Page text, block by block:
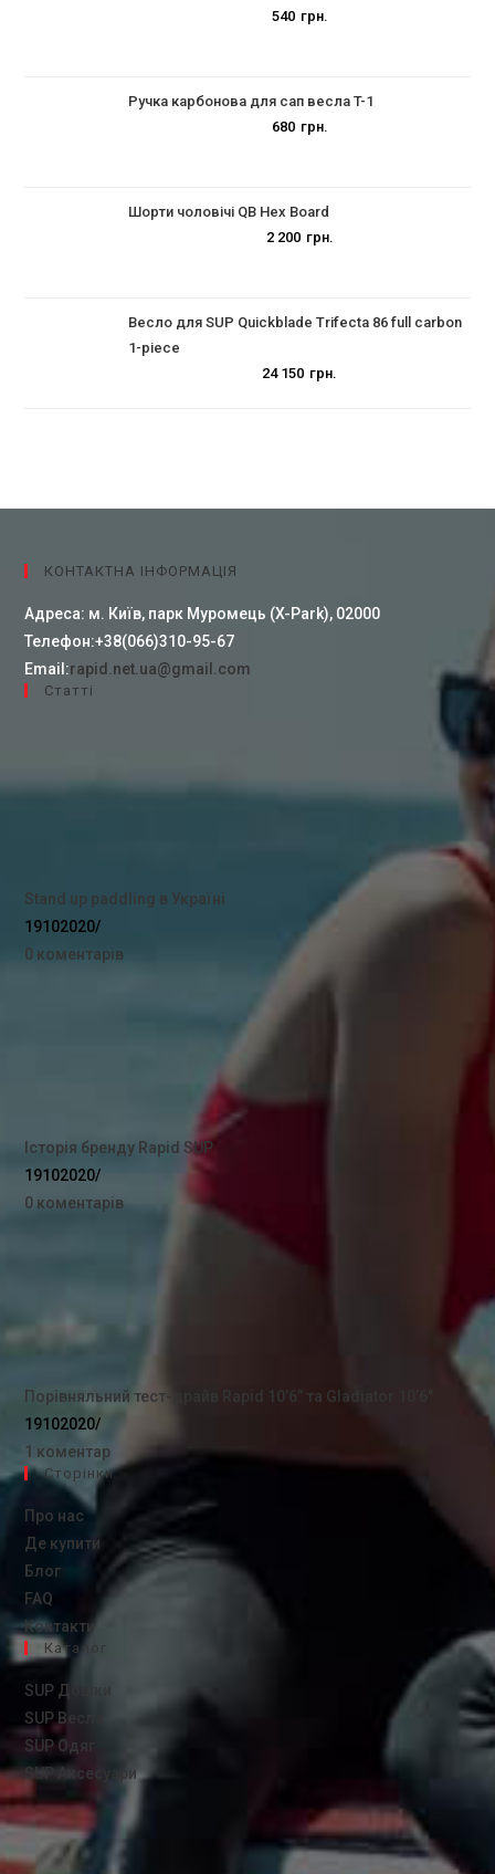
грн.
540
Ручка карбонова для сап весла T-1
грн.
680
Шорти чоловічі QB Hex Board
грн.
2 200
Весло для SUP Quickblade Trifecta 86 full carbon
1-piece
грн.
24 150
КОНТАКТНА ІНФОРМАЦІЯ
Адреса: м. Київ, парк Муромець (X-Park), 02000
Телефон:+38(066)310-95-67
Email:rapid.net.ua@gmail.com
Cтатті
Stand up paddling в Україні
19102020/
0 коментарів
Історія бренду Rapid SUP
19102020/
0 коментарів
Порівняльний тест-драйв Rapid 10’6” та Gladiator 10’6″
19102020/
1 коментар
Сторінки
Про нас
Де купити
Блог
FAQ
Контакти
Каталог
SUP Дошки
SUP Весла
SUP Одяг
SUP Аксесуари